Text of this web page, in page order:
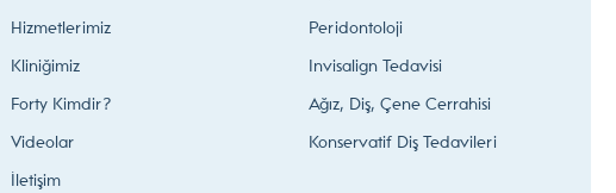
Hizmetlerimiz
Kliniğimiz
Forty Kimdir?
Videolar
İletişim
Peridontoloji
Invisalign Tedavisi
Ağız, Diş, Çene Cerrahisi
Konservatif Diş Tedavileri